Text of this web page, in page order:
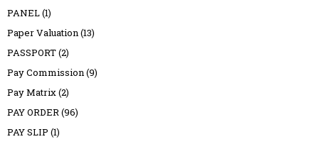
PANEL(1)
Paper Valuation(13)
PASSPORT(2)
Pay Commission(9)
Pay Matrix(2)
PAY ORDER(96)
PAY SLIP (1)